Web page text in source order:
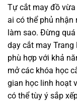
Tự cắt may đồ
ai có thể phủ nhận
làm sao. Đừng
dạy cắt may
phù hợp với khả
mở các khóa học
gian học linh hoạt
có thể tùy ý sắp